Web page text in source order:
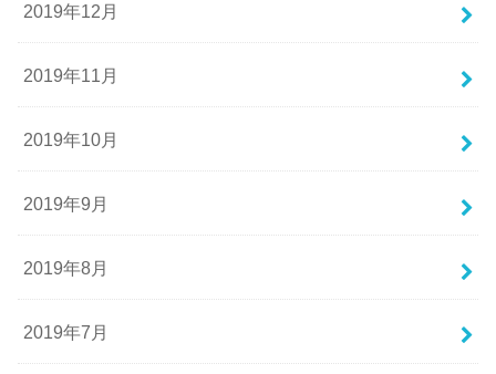
2019年12月
2019年11月
2019年10月
2019年9月
2019年8月
2019年7月